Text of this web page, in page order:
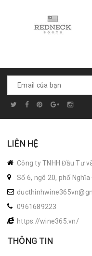
LIÊN HỆ
Công ty TNHH Đầu Tư
Số 6, ngõ 20, phố Nghĩa
0961689223
https://wine365.vn/
THÔNG TIN